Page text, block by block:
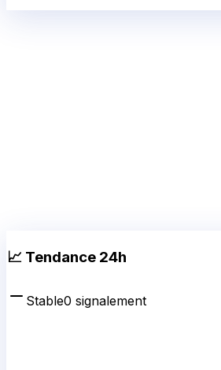
📈 Tendance 24h
Stable0 signalement